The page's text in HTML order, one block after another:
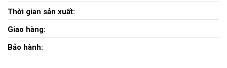
Thời gian sản xuất:
Giao hàng:
Bảo hành: